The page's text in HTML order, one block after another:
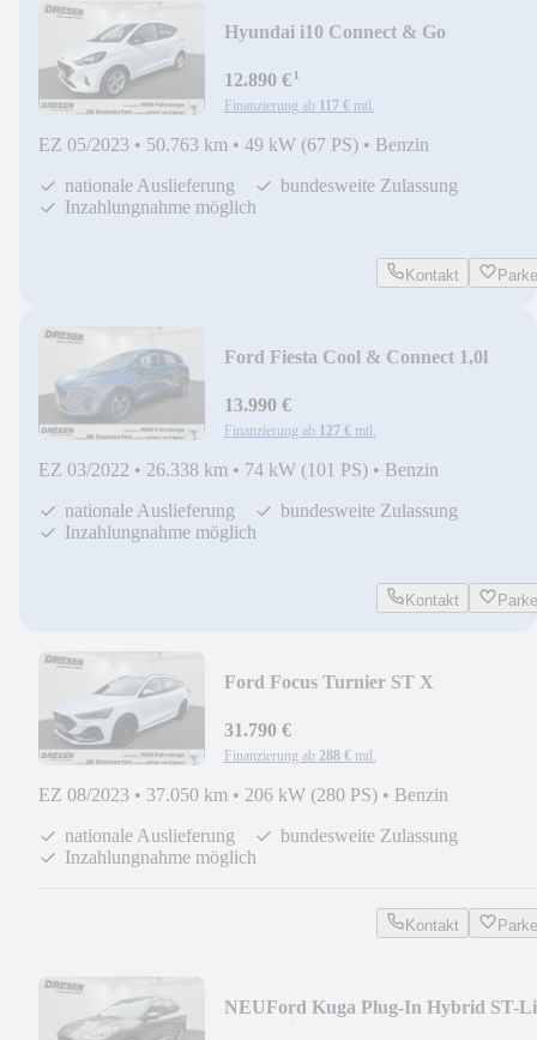
Hyundai i10 Connect & Go
12.890 €¹
Finanzierung ab 117 € mtl.
EZ 05/2023 • 50.763 km • 49 kW (67 PS) • Benzin
nationale Auslieferung
bundesweite Zulassung
Inzahlungnahme möglich
Kontakt
Ford Fiesta Cool & Connect 1,0l
13.990 €
Finanzierung ab 127 € mtl.
EZ 03/2022 • 26.338 km • 74 kW (101 PS) • Benzin
nationale Auslieferung
bundesweite Zulassung
Inzahlungnahme möglich
Kontakt
Ford Focus Turnier ST X
SD+Ad
31.790 €
Finanzierung ab 288 € mtl.
EZ 08/2023 • 37.050 km • 206 kW (280 PS) • Benzin
nationale Auslieferung
bundesweite Zulassung
Inzahlungnahme möglich
Kontakt
NEUFord Kuga Plug-In Hybrid ST-